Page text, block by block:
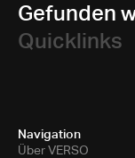
Gefunden
Quicklinks
Navigation
Über VERSO